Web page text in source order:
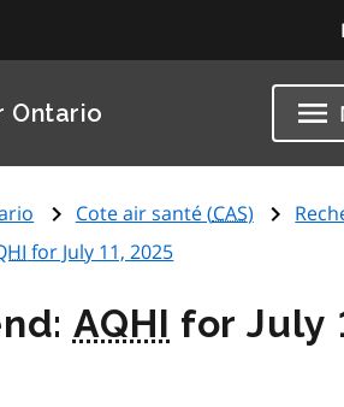
Ontario
Cote air santé (CAS)
for July 11, 2025
AQHI for July